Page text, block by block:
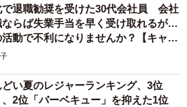
で退職勧奨を受けた30代会社員 会社
ならば失業手当を早く受け取れるが…
動で不利になりませんか？【キャリ
ラーが解説】
い夏のレジャーランキング、3位
、2位「バーベキュー」を抑えた1位